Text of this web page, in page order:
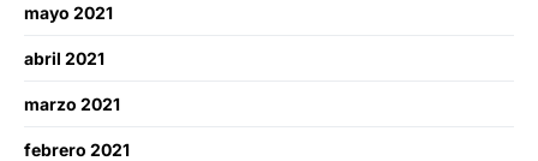
mayo 2021
abril 2021
marzo 2021
febrero 2021